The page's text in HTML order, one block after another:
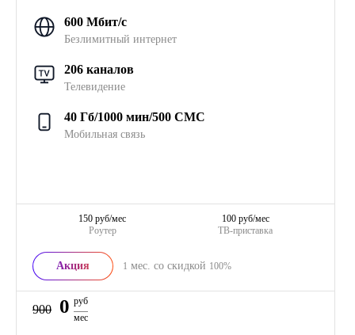
600 Мбит/с
Безлимитный интернет
206 каналов
Телевидение
40 Гб/1000 мин/500 СМС
Мобильная связь
Роутер
150 руб/мес
ТВ-приставка
100 руб/мес
Акция 1 мес. со скидкой 100%
900 0 руб
мес